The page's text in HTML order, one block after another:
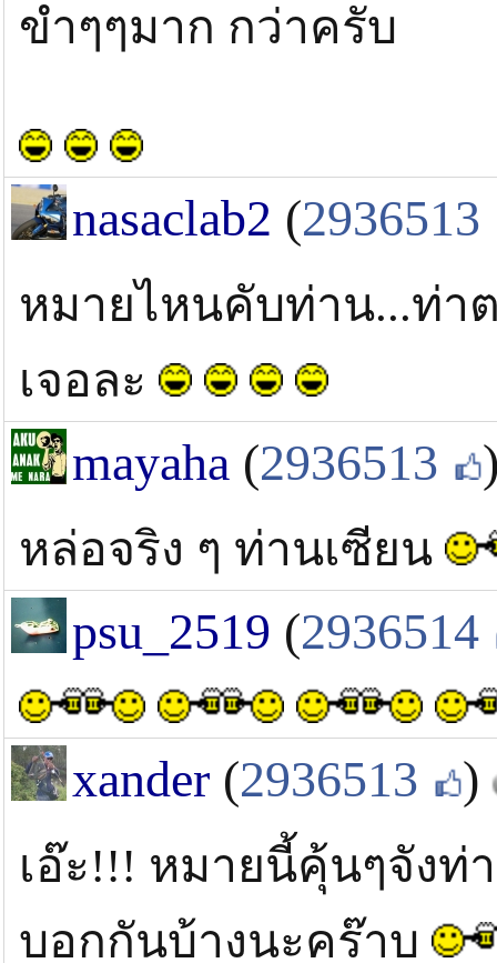
ขำๆๆมาก กว่าครับ
nasaclab2 (2936513
หมายไหนคับท่าน...ท่า
เจอละ
mayaha (2936513
หล่อจริง ๆ ท่านเซียน
psu_2519 (2936514
xander (2936513 )
เอ๊ะ!!! หมายนี้คุ้นๆจังท่
บอกกันบ้างนะคร๊าบ